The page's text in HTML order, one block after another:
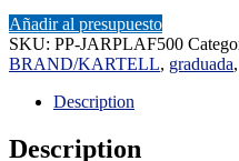
Añadir al presupuesto
SKU: PP-JARPLAF500
BRAND/KARTELL, graduada,
Description
Description